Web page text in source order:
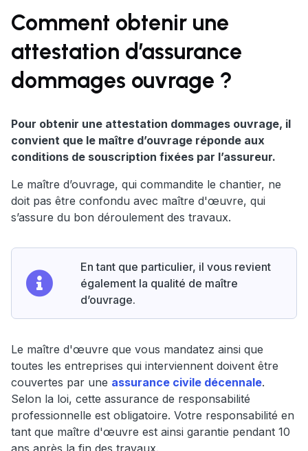
Comment obtenir une
attestation d’assurance
dommages ouvrage ?
Pour obtenir une attestation dommages ouvrage, il
convient que le maître d’ouvrage réponde aux
conditions de souscription fixées par l’assureur.
Le maître d’ouvrage, qui commandite le chantier, ne
doit pas être confondu avec maître d'œuvre, qui
s’assure du bon déroulement des travaux.
En tant que particulier, il vous revient
également la qualité de maître
d’ouvrage.
Le maître d'œuvre que vous mandatez ainsi que
toutes les entreprises qui interviennent doivent être
couvertes par une assurance civile décennale.
Selon la loi, cette assurance de responsabilité
professionnelle est obligatoire. Votre responsabilité en
tant que maître d'œuvre est ainsi garantie pendant 10